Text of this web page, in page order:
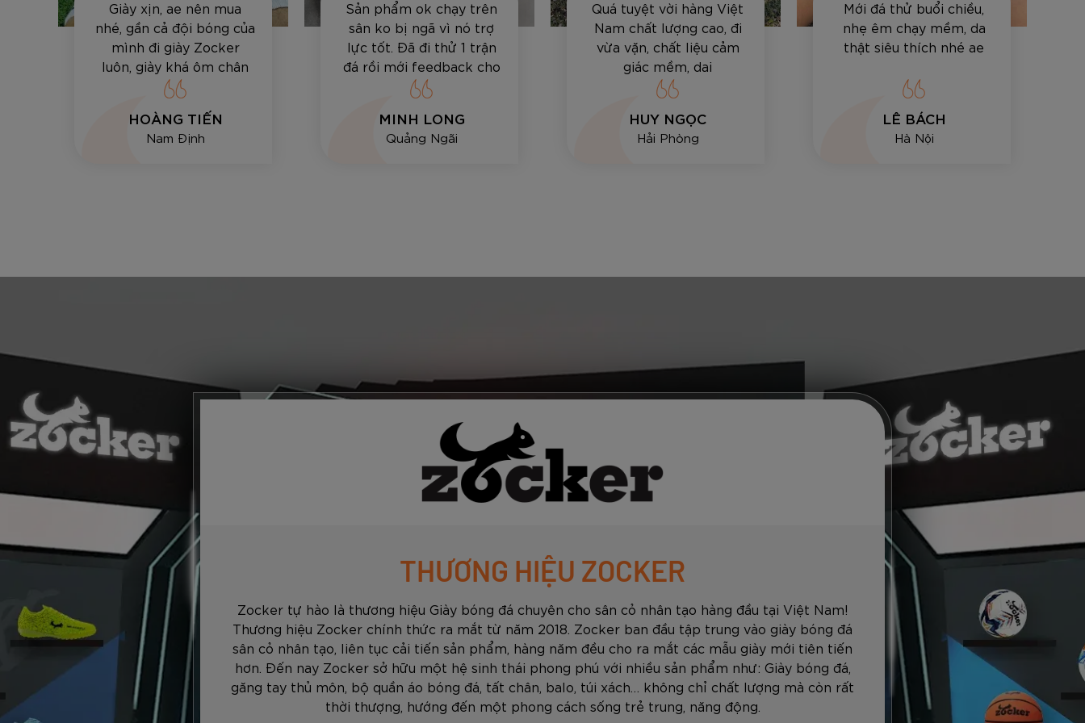
Giày xịn, ae nên mua
nhé, gần cả đội bóng của
mình đi giày Zocker
luôn, giày khá ôm chân
và bền, vê bóng hay sút
HOÀNG TIẾN
Nam Định
Sản phẩm ok chạy trên
sân ko bị ngã vì nó trợ
lực tốt. Đã đi thử 1 trận
đá rồi mới feedback cho
anh em
MINH LONG
Quảng Ngãi
Quá tuyệt vời hàng Việt
Nam chất lượng cao, đi
vừa vặn, chất liệu cảm
giác mềm, dai
HUY NGỌC
Hải Phòng
Mới đá thử buổi chiều,
nhẹ êm chạy mềm, da
thật siêu thích nhé ae
LÊ BÁCH
Hà Nội
THƯƠNG HIỆU ZOCKER
Zocker tự hào là thương hiệu Giày bóng đá chuyên cho sân cỏ nhân tạo hàng đầu tại Việt Nam!
Thương hiệu Zocker chính thức ra mắt từ năm 2018. Zocker ban đầu tập trung vào giày bóng đá
sân cỏ nhân tạo, liên tục cải tiến sản phẩm, hàng năm đều cho ra mắt các mẫu giày mới tiên tiến
hơn. Đến nay Zocker sở hữu một hệ sinh thái phong phú với nhiều sản phẩm như: Giày bóng đá,
găng tay thủ môn, bộ quần áo bóng đá, tất chân, balo, túi xách… không chỉ chất lượng mà còn rất
thời thượng, hướng đến một phong cách sống trẻ trung, năng động.